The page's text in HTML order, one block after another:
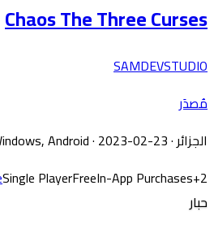
Chaos The Three Curses
SAMDEVSTUDIO
مُصدَر
الجزائر·
Android· 2023-02-23
Single PlayerFreeIn-App Purchases+2
حبار